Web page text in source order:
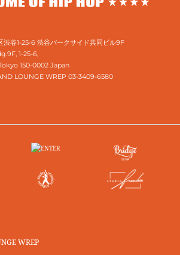
渋谷1-25-6 渋谷パークサイド共同ビル9F
1-25-6,
150-0002 Japan
LOUNGE WREP 03-3409-6580
WREP